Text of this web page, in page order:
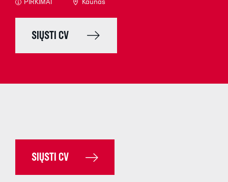
PIRKIMAI Kaunas
SIŲSTI CV
SIŲSTI CV